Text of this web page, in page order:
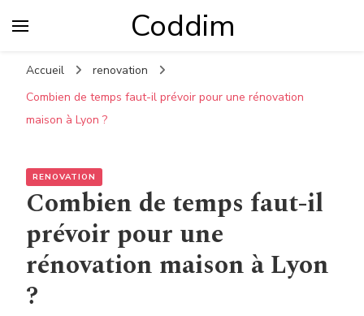
Coddim
Accueil
renovation
Combien de temps faut-il prévoir pour une rénovation
maison à Lyon ?
RENOVATION
Combien de temps faut-il
prévoir pour une
rénovation maison à Lyon
?